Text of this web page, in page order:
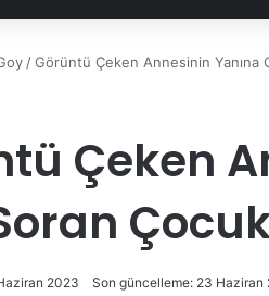
/Görüntü Çeken Annesinin Yanına
Çeken
2023 Son güncelleme: 23 Haziran